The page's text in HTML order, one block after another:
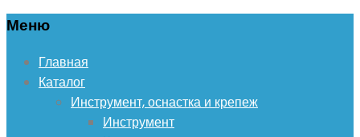
Меню
Skip
content
Главная
Каталог
Инструмент, оснастка и крепеж
Инструмент